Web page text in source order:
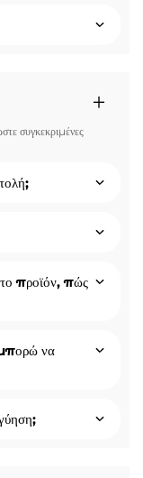
συγκεκριμένες
προϊόν, πώς
να